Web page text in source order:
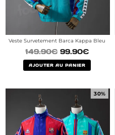
Veste Survetement Barca Kappa Bleu
149.90€ 99.90€
AJOUTER AU PANIER
30%